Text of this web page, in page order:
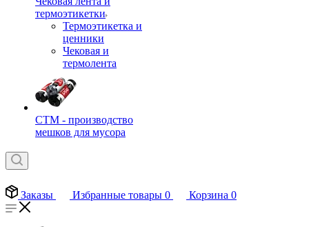
термоэтикетки
Термоэтикетка и
ценники
Чековая и
термолента
СТМ - производство
мешков для мусора
Заказы Избранные товары 0 Корзина 0